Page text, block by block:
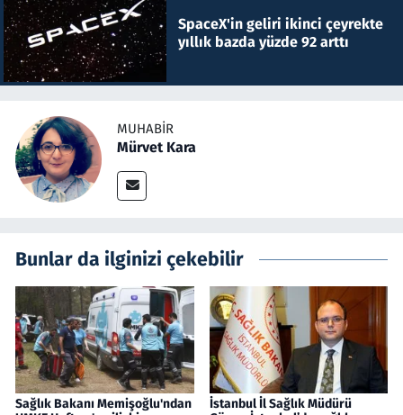
SpaceX'in geliri ikinci çeyrekte
yıllık bazda yüzde 92 arttı
MUHABIR
Mürvet Kara
Bunlar da ilginizi çekebilir
Sağlık Bakanı Memişoğlu'ndan
İstanbul İl Sağlık Müdürü